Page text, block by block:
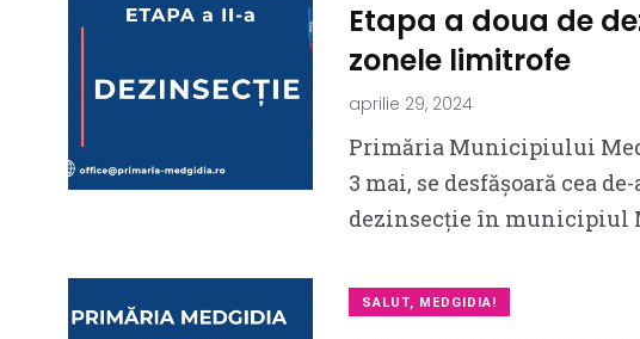
Etapa a doua de
zonele limitrofe
aprilie 29, 2024
Primăria Municipiului
3 mai, se desfășoară cea
dezinsecție în municipiul
SALUT, MEDGIDIA!